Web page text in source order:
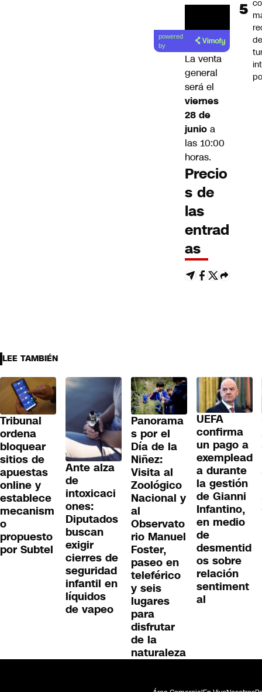
powered
by
La venta
general
será el
viernes
28 de
junio a
las 10:00
horas.
Precio
s de
las
entrad
as
LEE TAMBIÉN
Tribunal
ordena
bloquear
sitios de
apuestas
online y
establece
mecanism
o
propuesto
por Subtel
Ante alza
de
intoxicaci
ones:
Diputados
buscan
exigir
cierres de
seguridad
infantil en
líquidos
de vapeo
Panorama
s por el
Día de la
Niñez:
Visita al
Zoológico
Nacional y
al
Observato
rio Manuel
Foster,
paseo en
teleférico
y seis
lugares
para
disfrutar
de la
naturaleza
UEFA
confirma
un pago a
exemplead
a durante
la gestión
de Gianni
Infantino,
en medio
de
desmentid
os sobre
relación
sentiment
al